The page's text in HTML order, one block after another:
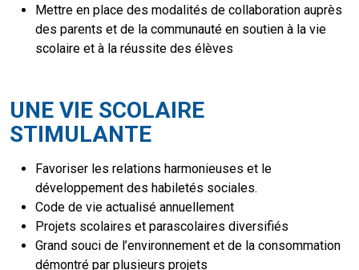
Mettre en place des modalités de collaboration auprès
des parents et de la communauté en soutien à la vie
scolaire et à la réussite des élèves
UNE VIE SCOLAIRE
STIMULANTE
Favoriser les relations harmonieuses et le
développement des habiletés sociales.
Code de vie actualisé annuellement
Projets scolaires et parascolaires diversifiés
Grand souci de l’environnement et de la consommation
démontré par plusieurs projets